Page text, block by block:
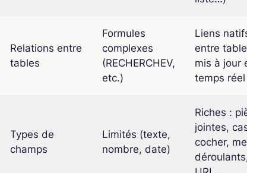
Relations entre
tables
Formules
complexes
(RECHERCHEV,
etc.)
Liens natifs
entre tables,
mis à jour en
temps réel
Types de
champs
Limités (texte,
nombre, date)
Riches : pièces
jointes, cases
cocher, menus
déroulants,